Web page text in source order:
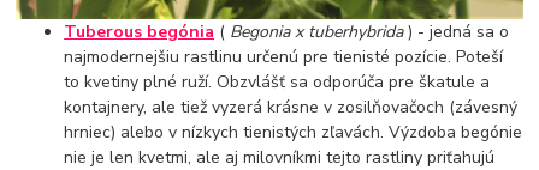
Tuberous begónia ( Begonia x tuberhybrida) - jedná sa o
najmodernejšiu rastlinu určenú pre tienisté pozície. Poteší
to kvetiny plné ruží. Obzvlášť sa odporúča pre škatule a
kontajnery, ale tiež vyzerá krásne v zosilňovačoch (závesný
hrniec) alebo v nízkych tienistých zľavách. Výzdoba begónie
nie je len kvetmi, ale aj milovníkmi tejto rastliny priťahujú